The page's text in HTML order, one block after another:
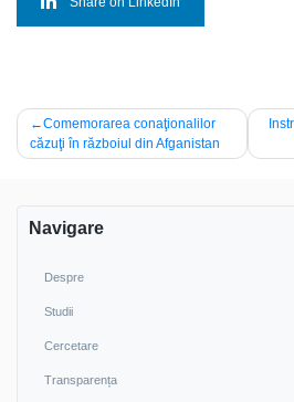
Navigare
în
Comemorarea conaţionalilor
căzuţi în războiul din Afganistan
Navigare
Despre
Studii
Cercetare
Transparența